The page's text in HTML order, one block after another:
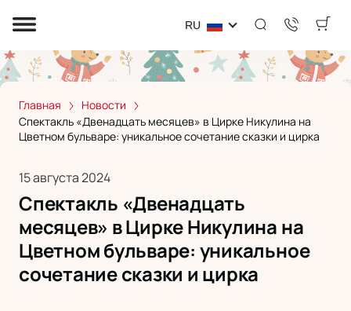
RU
Главная
Новости
Спектакль «Двенадцать месяцев» в Цирке Никулина на
Цветном бульваре: уникальное сочетание сказки и цирка
15 августа 2024
Спектакль «Двенадцать
месяцев» в Цирке Никулина на
Цветном бульваре: уникальное
сочетание сказки и цирка